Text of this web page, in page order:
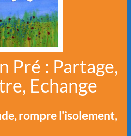
Pré : Partage,
Echange
rompre l'isolement,